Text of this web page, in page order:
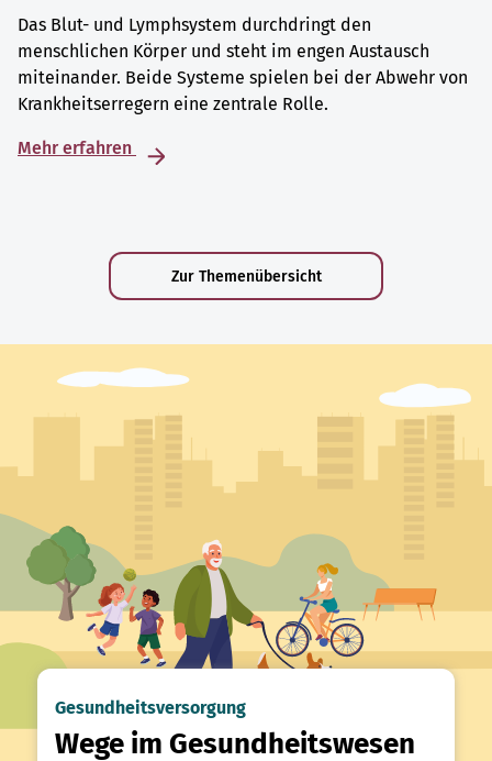
Das Blut- und Lymphsystem durchdringt den
menschlichen Körper und steht im engen Austausch
miteinander. Beide Systeme spielen bei der Abwehr von
Krankheitserregern eine zentrale Rolle.
Mehr erfahren
Zur Themenübersicht
Gesundheitsversorgung
Wege im Gesundheitswesen